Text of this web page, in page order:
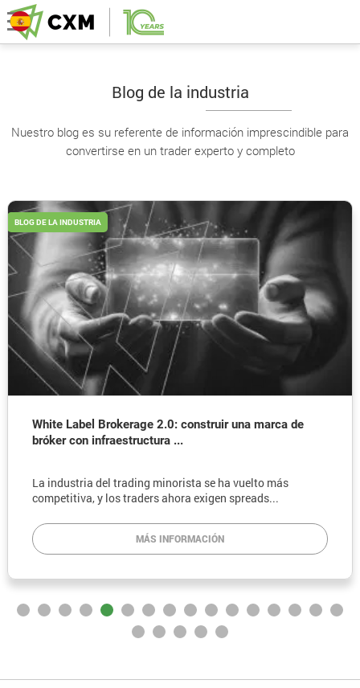
Blog de la industria
Nuestro blog es su referente de información imprescindible para
convertirse en un trader experto y completo
BLOG DE LA INDUSTRIA
White Label Brokerage 2.0: construir una marca de
bróker con infraestructura ...
La industria del trading minorista se ha vuelto más
competitiva, y los traders ahora exigen spreads...
MÁS INFORMACIÓN